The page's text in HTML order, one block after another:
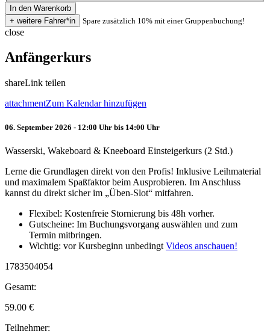
Spare zusätzlich 10% mit einer Gruppenbuchung!
close
Anfängerkurs
shareLink teilen
attachmentZum Kalendar hinzufügen
06. September 2026 - 12:00 Uhr bis 14:00 Uhr
Wasserski, Wakeboard & Kneeboard Einsteigerkurs (2 Std.)
Lerne die Grundlagen direkt von den Profis! Inklusive Leihmaterial
und maximalem Spaßfaktor beim Ausprobieren. Im Anschluss
kannst du direkt sicher im „Üben-Slot“ mitfahren.
Flexibel: Kostenfreie Stornierung bis 48h vorher.
Gutscheine: Im Buchungsvorgang auswählen und zum
Termin mitbringen.
Wichtig: vor Kursbeginn unbedingt Videos anschauen!
1783504054
Gesamt:
59.00 €
Teilnehmer: